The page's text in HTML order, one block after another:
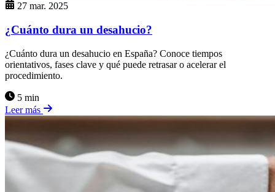
27 mar. 2025
¿Cuánto dura un desahucio?
¿Cuánto dura un desahucio en España? Conoce tiempos
orientativos, fases clave y qué puede retrasar o acelerar el
procedimiento.
5 min
Leer más